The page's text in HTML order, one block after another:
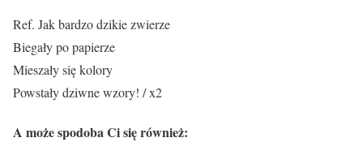
Ref. Jak bardzo dzikie zwierze
Biegały po papierze
Mieszały się kolory
Powstały dziwne wzory! / x2
A może spodoba Ci się również: